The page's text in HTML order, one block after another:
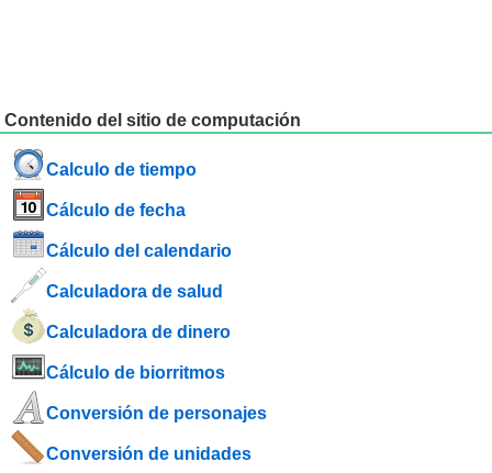
Contenido del sitio de computación
Calculo de tiempo
Cálculo de fecha
Cálculo del calendario
Calculadora de salud
Calculadora de dinero
Cálculo de biorritmos
Conversión de personajes
Conversión de unidades